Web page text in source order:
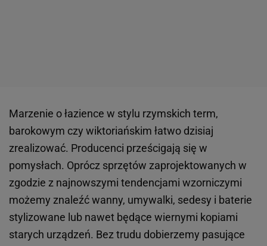
Marzenie o łazience w stylu rzymskich term,
barokowym czy wiktoriańskim łatwo dzisiaj
zrealizować. Producenci prześcigają się w
pomysłach. Oprócz sprzętów zaprojektowanych w
zgodzie z najnowszymi tendencjami wzorniczymi
możemy znaleźć wanny, umywalki, sedesy i baterie
stylizowane lub nawet będące wiernymi kopiami
starych urządzeń. Bez trudu dobierzemy pasujące